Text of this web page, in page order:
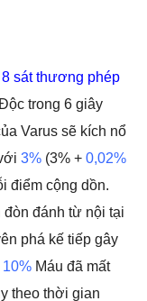
8 sát thương phép
trong 6 giây
Varus sẽ kích nổ
3% (3% + 0,02%
điểm cộng dồn.
đánh từ nội tại
phá kế tiếp gây
10% Máu đã mất
theo thời gian